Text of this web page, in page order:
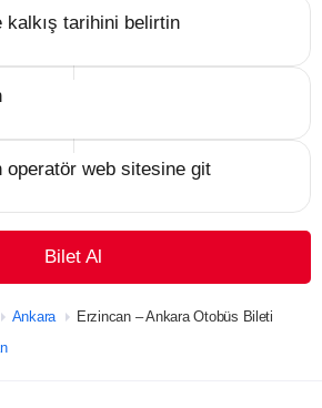
kalkış tarihini belirtin
operatör web sitesine git
Bilet Al
Ankara
Erzincan – Ankara Otobüs Bileti